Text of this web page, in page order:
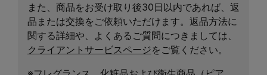
また、商品をお受け取り後30日以内であれば、返
品または交換をご依頼いただけます。返品方法に
関する詳細や、よくあるご質問につきましては、
クライアントサービスページをご覧ください。